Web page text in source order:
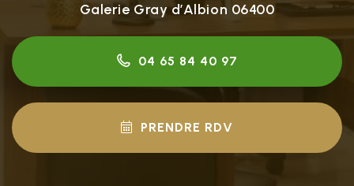
Galerie Gray d’Albion 06400
04 65 84 40 97
PRENDRE RDV